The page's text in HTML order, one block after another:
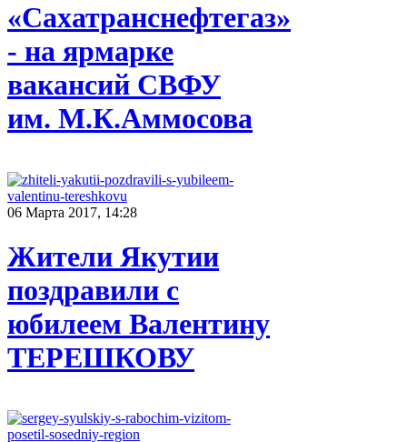
«Сахатранснефтегаз»
- на ярмарке
вакансий СВФУ
им. М.К.Аммосова
06 Марта 2017, 14:28
Жители Якутии
поздравили с
юбилеем Валентину
ТЕРЕШКОВУ